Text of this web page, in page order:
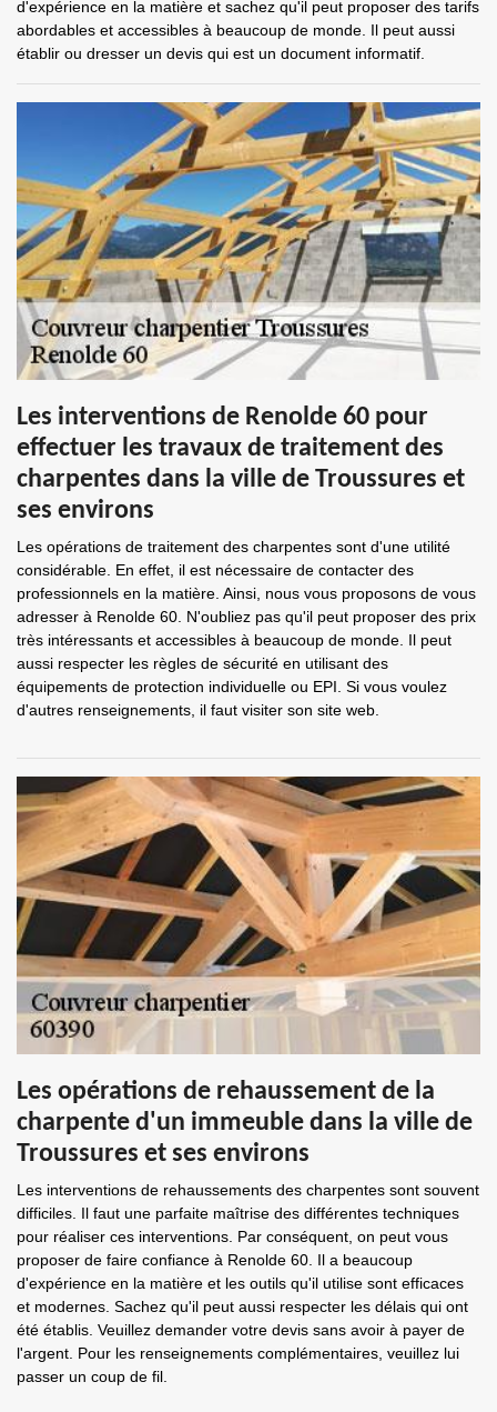
d'expérience en la matière et sachez qu'il peut proposer des tarifs
abordables et accessibles à beaucoup de monde. Il peut aussi
établir ou dresser un devis qui est un document informatif.
Les interventions de Renolde 60 pour
effectuer les travaux de traitement des
charpentes dans la ville de Troussures et
ses environs
Les opérations de traitement des charpentes sont d'une utilité
considérable. En effet, il est nécessaire de contacter des
professionnels en la matière. Ainsi, nous vous proposons de vous
adresser à Renolde 60. N'oubliez pas qu'il peut proposer des prix
très intéressants et accessibles à beaucoup de monde. Il peut
aussi respecter les règles de sécurité en utilisant des
équipements de protection individuelle ou EPI. Si vous voulez
d'autres renseignements, il faut visiter son site web.
Les opérations de rehaussement de la
charpente d'un immeuble dans la ville de
Troussures et ses environs
Les interventions de rehaussements des charpentes sont souvent
difficiles. Il faut une parfaite maîtrise des différentes techniques
pour réaliser ces interventions. Par conséquent, on peut vous
proposer de faire confiance à Renolde 60. Il a beaucoup
d'expérience en la matière et les outils qu'il utilise sont efficaces
et modernes. Sachez qu'il peut aussi respecter les délais qui ont
été établis. Veuillez demander votre devis sans avoir à payer de
l'argent. Pour les renseignements complémentaires, veuillez lui
passer un coup de fil.